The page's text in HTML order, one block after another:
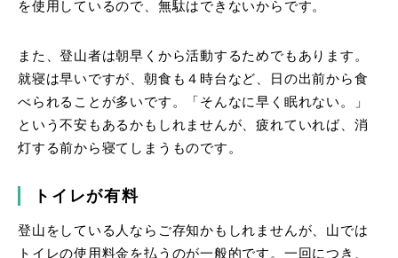
を使用しているので、無駄はできないからです。
また、登山者は朝早くから活動するためでもあります。
就寝は早いですが、朝食も４時台など、日の出前から食
べられることが多いです。「そんなに早く眠れない。」
という不安もあるかもしれませんが、疲れていれば、消
灯する前から寝てしまうものです。
トイレが有料
登山をしている人ならご存知かもしれませんが、山では
トイレの使用料金を払うのが一般的です。一回につき、